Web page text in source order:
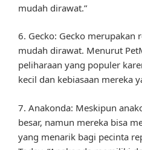
mudah dirawat.”
6. Gecko: Gecko merupakan
mudah dirawat. Menurut
peliharaan yang populer
kecil dan kebiasaan mereka
7. Anakonda: Meskipun
besar, namun mereka bisa
yang menarik bagi pecinta